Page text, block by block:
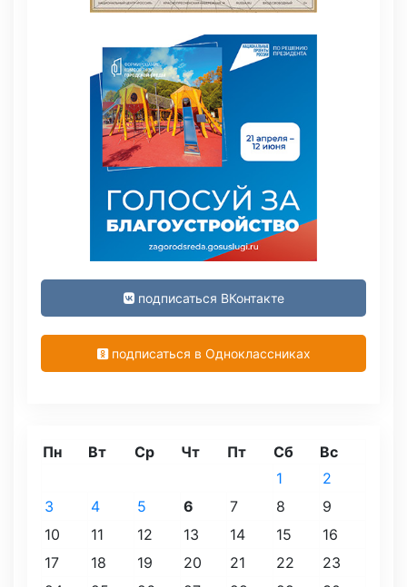
подписаться ВКонтакте
подписаться в Одноклассниках
Пн Вт Ср Чт Пт Сб
Вс
1
2
3
4 5 6 7 8
9
10
11 12 13 14 15
16
17
18 19 20 21 22
23